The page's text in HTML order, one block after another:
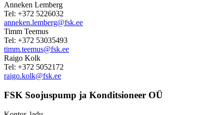
Anneken Lemberg
Tel: +372 5226032
anneken.lemberg@fsk.ee
Timm Teemus
Tel: +372 53035493
timm.teemus@fsk.ee
Raigo Kolk
Tel: +372 5052172
raigo.kolk@fsk.ee
FSK Soojuspump ja Konditsioneer OÜ